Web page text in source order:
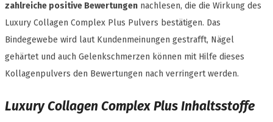
zahlreiche positive Bewertungen nachlesen, die die Wirkung des
Luxury Collagen Complex Plus Pulvers bestätigen. Das
Bindegewebe wird laut Kundenmeinungen gestrafft, Nägel
gehärtet und auch Gelenkschmerzen können mit Hilfe dieses
Kollagenpulvers den Bewertungen nach verringert werden.
Luxury Collagen Complex Plus Inhaltsstoffe